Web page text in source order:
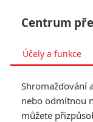
Centrum
Účely a funkce
Shromažďování
nebo odmítnou
můžete